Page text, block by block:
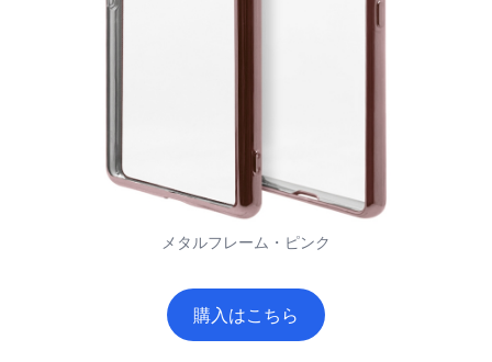
メタルフレーム・ピンク
購入はこちら